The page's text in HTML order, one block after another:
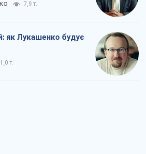
7,9 т.
як Лукашенко будує
1,0 т.